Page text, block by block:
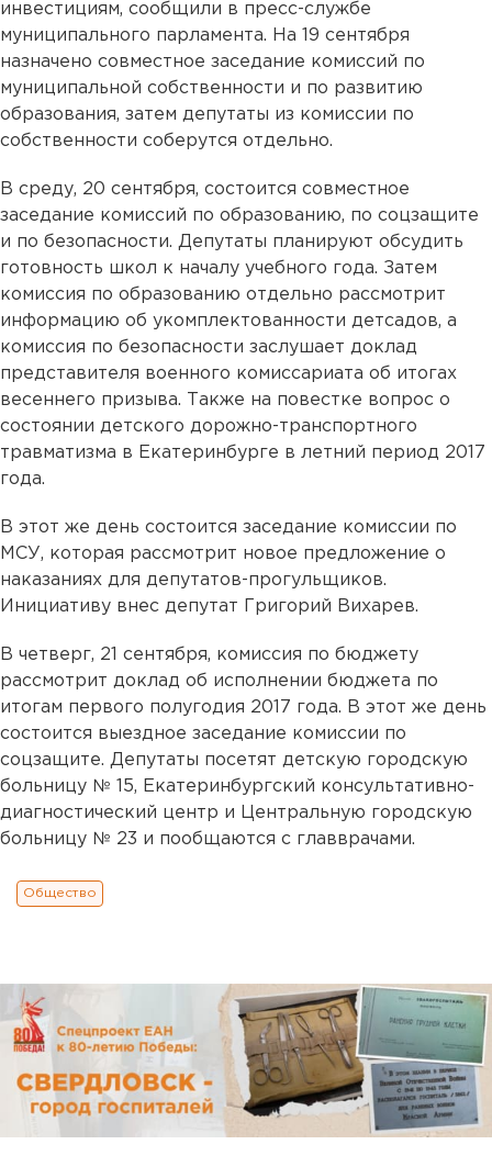
инвестициям, сообщили в пресс-службе
муниципального парламента. На 19 сентября
назначено совместное заседание комиссий по
муниципальной собственности и по развитию
образования, затем депутаты из комиссии по
собственности соберутся отдельно.
В среду, 20 сентября, состоится совместное
заседание комиссий по образованию, по соцзащите
и по безопасности. Депутаты планируют обсудить
готовность школ к началу учебного года. Затем
комиссия по образованию отдельно рассмотрит
информацию об укомплектованности детсадов, а
комиссия по безопасности заслушает доклад
представителя военного комиссариата об итогах
весеннего призыва. Также на повестке вопрос о
состоянии детского дорожно-транспортного
травматизма в Екатеринбурге в летний период 2017
года.
В этот же день состоится заседание комиссии по
МСУ, которая рассмотрит новое предложение о
наказаниях для депутатов-прогульщиков.
Инициативу внес депутат Григорий Вихарев.
В четверг, 21 сентября, комиссия по бюджету
рассмотрит доклад об исполнении бюджета по
итогам первого полугодия 2017 года. В этот же день
состоится выездное заседание комиссии по
соцзащите. Депутаты посетят детскую городскую
больницу № 15, Екатеринбургский консультативно-
диагностический центр и Центральную городскую
больницу № 23 и пообщаются с главврачами.
Общество